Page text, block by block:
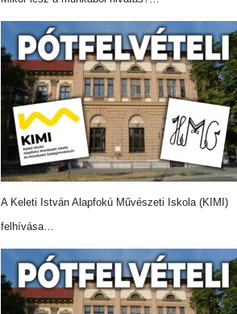
A Keleti István Alapfokú Művészeti Iskola (KIMI)
felhívása…